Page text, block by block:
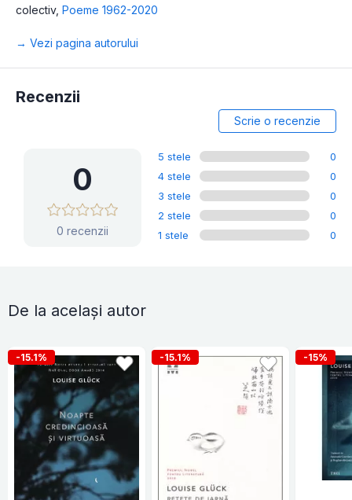
colectiv, Poeme 1962-2020
→ Vezi pagina autorului
Recenzii
Scrie o recenzie
0
0 recenzii
5 stele
0
4 stele
0
3 stele
0
2 stele
0
1 stele
0
De la același autor
-15.1% -15.1% -15%